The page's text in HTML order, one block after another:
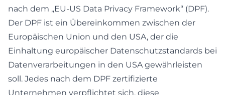
nach dem „EU-US Data Privacy Framework“ (DPF).
Der DPF ist ein Übereinkommen zwischen der
Europäischen Union und den USA, der die
Einhaltung europäischer Datenschutzstandards bei
Datenverarbeitungen in den USA gewährleisten
soll. Jedes nach dem DPF zertifizierte
Unternehmen verpflichtet sich, diese